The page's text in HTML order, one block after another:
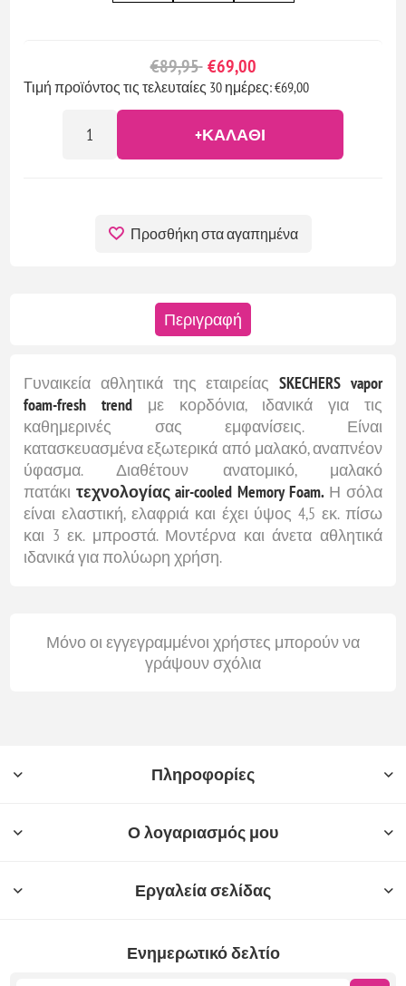
€89,95 €69,00
Τιμή προϊόντος τις τελευταίες 30 ημέρες: €69,00
+ΚΑΛΆΘΙ
Προσθήκη στα αγαπημένα
Περιγραφή
Γυναικεία αθλητικά της εταιρείαςSKECHERS vapor
foam-fresh trend με κορδόνια, ιδανικά για τις
καθημερινές σας εμφανίσεις. Είναι
κατασκευασμένα εξωτερικά από μαλακό, αναπνέον
ύφασμα. Διαθέτουν ανατομικό, μαλακό
πατάκι τεχνολογίας air-cooled Memory Foam.Η σόλα
είναι ελαστική, ελαφριά και έχει ύψος 4,5 εκ. πίσω
και 3 εκ. μπροστά. Μοντέρνα και άνετα αθλητικά
ιδανικά για πολύωρη χρήση.
Μόνο οι εγγεγραμμένοι χρήστες μπορούν να
γράψουν σχόλια
Πληροφορίες
Ο λογαριασμός μου
Εργαλεία σελίδας
Ενημερωτικό δελτίο